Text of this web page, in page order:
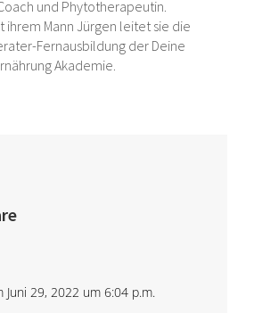
und Phytotherapeutin.
ihrem Mann Jürgen leitet sie die
Fernausbildung der Deine
Akademie.
Juni 29, 2022 um 6:04 p.m.